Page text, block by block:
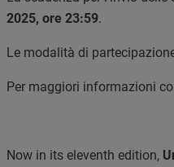
2025, ore 23:59.
Le modalità di
Per maggiori informazioni
Now in its eleventh edition,